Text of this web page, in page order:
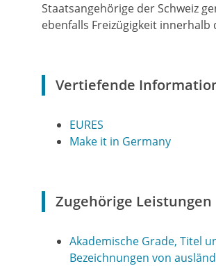
Staatsangehörige der Schweiz
ebenfalls Freizügigkeit innerhalb
Vertiefende
EURES
Make it in Germany
Zugehörige Leistungen
Akademische Grade, Titel
Bezeichnungen von